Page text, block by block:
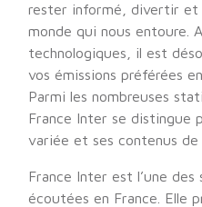
rester informé, divertir et
monde qui nous entoure.
technologiques, il est
vos émissions préférées
Parmi les nombreuses
France Inter se distingue
variée et ses contenus de
France Inter est l’une
écoutées en France. Elle